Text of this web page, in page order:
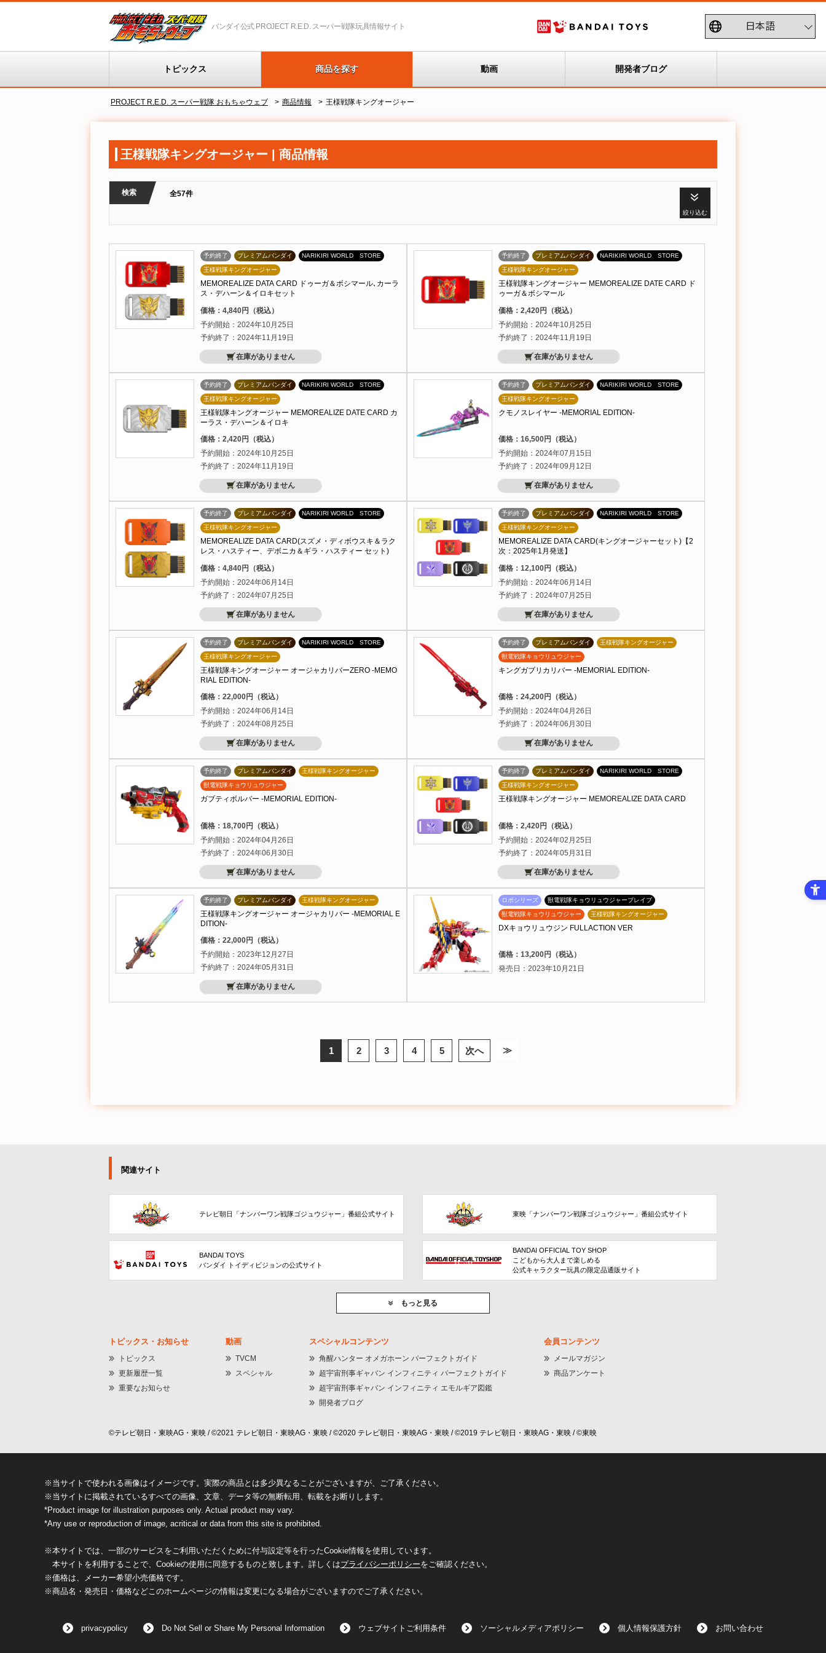
バンダイ公式 PROJECT R.E.D. スーパー戦隊玩具情報サイト
トピックス 商品を探す 動画 開発者ブログ
PROJECT R.E.D. スーパー戦隊 おもちゃウェブ 商品情報 王様戦隊キングオージャー
王様戦隊キングオージャー | 商品情報
検索 全57件
絞り込む
予約終了 プレミアムバンダイ NARIKIRI WORLD STORE
王様戦隊キングオージャー
MEMOREALIZE DATA CARD ドゥーガ＆ボシマール､カーラ
ス・デハーン＆イロキセット
価格：4,840円（税込）
予約開始：2024年10月25日
予約終了：2024年11月19日
在庫がありません
予約終了 プレミアムバンダイ NARIKIRI WORLD STORE
王様戦隊キングオージャー
王様戦隊キングオージャー MEMOREALIZE DATE CARD ド
ゥーガ＆ボシマール
価格：2,420円（税込）
予約開始：2024年10月25日
予約終了：2024年11月19日
在庫がありません
予約終了 プレミアムバンダイ NARIKIRI WORLD STORE
王様戦隊キングオージャー
王様戦隊キングオージャー MEMOREALIZE DATE CARD カ
ーラス・デハーン＆イロキ
価格：2,420円（税込）
予約開始：2024年10月25日
予約終了：2024年11月19日
在庫がありません
予約終了 プレミアムバンダイ NARIKIRI WORLD STORE
王様戦隊キングオージャー
クモノスレイヤー -MEMORIAL EDITION-
価格：16,500円（税込）
予約開始：2024年07月15日
予約終了：2024年09月12日
在庫がありません
予約終了 プレミアムバンダイ NARIKIRI WORLD STORE
王様戦隊キングオージャー
MEMOREALIZE DATA CARD(スズメ・ディボウスキ＆ラク
レス・ハスティー、デボニカ＆ギラ・ハスティー セット)
価格：4,840円（税込）
予約開始：2024年06月14日
予約終了：2024年07月25日
在庫がありません
予約終了 プレミアムバンダイ NARIKIRI WORLD STORE
王様戦隊キングオージャー
MEMOREALIZE DATA CARD(キングオージャーセット)【2
次：2025年1月発送】
価格：12,100円（税込）
予約開始：2024年06月14日
予約終了：2024年07月25日
在庫がありません
予約終了 プレミアムバンダイ NARIKIRI WORLD STORE
王様戦隊キングオージャー
王様戦隊キングオージャー オージャカリバーZERO -MEMO
RIAL EDITION-
価格：22,000円（税込）
予約開始：2024年06月14日
予約終了：2024年08月25日
在庫がありません
予約終了 プレミアムバンダイ 王様戦隊キングオージャー
獣電戦隊キョウリュウジャー
キングガブリカリバー -MEMORIAL EDITION-
価格：24,200円（税込）
予約開始：2024年04月26日
予約終了：2024年06月30日
在庫がありません
予約終了 プレミアムバンダイ 王様戦隊キングオージャー
獣電戦隊キョウリュウジャー
ガブティボルバー -MEMORIAL EDITION-
価格：18,700円（税込）
予約開始：2024年04月26日
予約終了：2024年06月30日
在庫がありません
予約終了 プレミアムバンダイ NARIKIRI WORLD STORE
王様戦隊キングオージャー
王様戦隊キングオージャー MEMOREALIZE DATA CARD
価格：2,420円（税込）
予約開始：2024年02月25日
予約終了：2024年05月31日
在庫がありません
予約終了 プレミアムバンダイ 王様戦隊キングオージャー
王様戦隊キングオージャー オージャカリバー -MEMORIAL E
DITION-
価格：22,000円（税込）
予約開始：2023年12月27日
予約終了：2024年05月31日
在庫がありません
ロボシリーズ 獣電戦隊キョウリュウジャーブレイブ
獣電戦隊キョウリュウジャー 王様戦隊キングオージャー
DXキョウリュウジン FULLACTION VER
価格：13,200円（税込）
発売日：2023年10月21日
1 2 3 4 5 次へ ≫
関連サイト
テレビ朝日「ナンバーワン戦隊ゴジュウジャー」番組公式サイト 東映「ナンバーワン戦隊ゴジュウジャー」番組公式サイト
BANDAI TOYS
バンダイ トイディビジョンの公式サイト
BANDAI OFFICIAL TOY SHOP
こどもから大人まで楽しめる
公式キャラクター玩具の限定品通販サイト
もっと見る
トピックス・お知らせ
トピックス
更新履歴一覧
重要なお知らせ
動画
TVCM
スペシャル
スペシャルコンテンツ
角醒ハンター オメガホーン パーフェクトガイド
超宇宙刑事ギャバン インフィニティ パーフェクトガイド
超宇宙刑事ギャバン インフィニティ エモルギア図鑑
開発者ブログ
会員コンテンツ
メールマガジン
商品アンケート
©テレビ朝日・東映AG・東映 / ©2021 テレビ朝日・東映AG・東映 / ©2020 テレビ朝日・東映AG・東映 / ©2019 テレビ朝日・東映AG・東映 / ©東映
※当サイトで使われる画像はイメージです。実際の商品とは多少異なることがございますが、ご了承ください。
※当サイトに掲載されているすべての画像、文章、データ等の無断転用、転載をお断りします。
*Product image for illustration purposes only. Actual product may vary.
*Any use or reproduction of image, acritical or data from this site is prohibited.
※本サイトでは、一部のサービスをご利用いただくために付与設定等を行ったCookie情報を使用しています。
本サイトを利用することで、Cookieの使用に同意するものと致します。詳しくはプライバシーポリシーをご確認ください。
※価格は、メーカー希望小売価格です。
※商品名・発売日・価格などこのホームページの情報は変更になる場合がございますのでご了承ください。
privacypolicy Do Not Sell or Share My Personal Information ウェブサイトご利用条件 ソーシャルメディアポリシー 個人情報保護方針 お問い合わせ